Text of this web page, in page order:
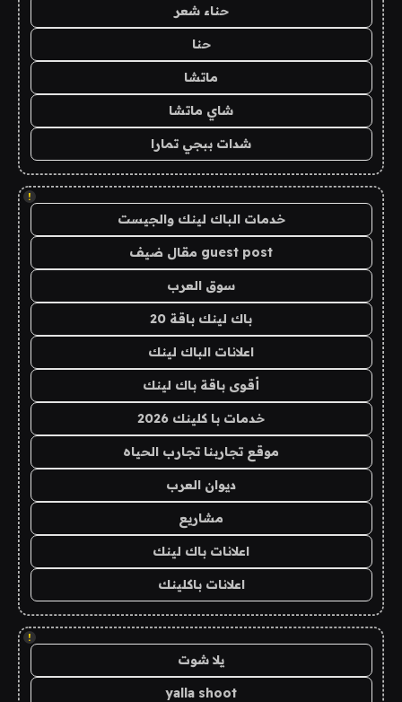
حناء شعر
حنا
ماتشا
شاي ماتشا
شدات ببجي تمارا
!
خدمات الباك لينك والجيست
guest post مقال ضيف
سوق العرب
باك لينك باقة 20
اعلانات الباك لينك
أقوى باقة باك لينك
خدمات با كلينك 2026
موقع تجاربنا تجارب الحياه
ديوان العرب
مشاريع
اعلانات باك لينك
اعلانات باكلينك
!
يلا شوت
yalla shoot